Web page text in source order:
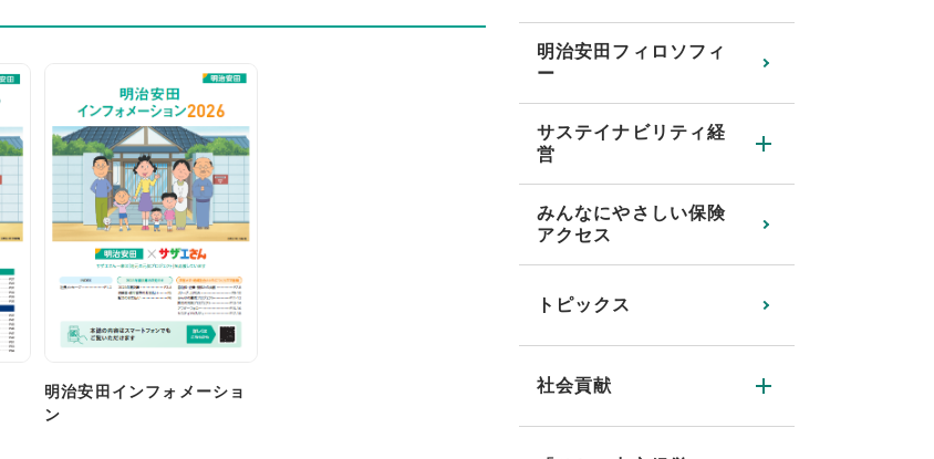
明治安田インフォメーショ
ン
明治安田フィロソフィ
ー
サステイナビリティ経
営
みんなにやさしい保険
アクセス
トピックス
社会貢献